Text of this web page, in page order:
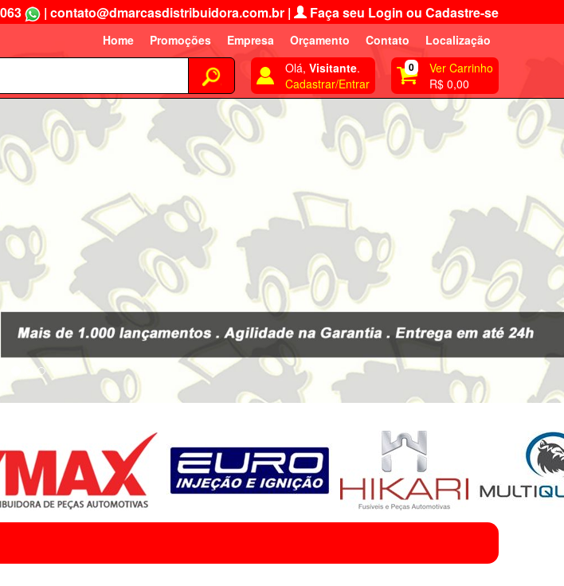
| contato@dmarcasdistribuidora.com.br | Faça seu Login ou Cadastre-se
Home Promoções Empresa Orçamento Contato
Localização
Olá, Visitante.
Cadastrar/Entrar
0
Ver Carrinho
R$ 0,00